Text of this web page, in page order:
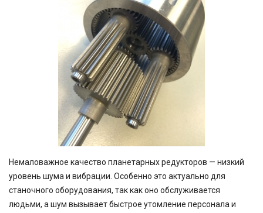
Немаловажное качество планетарных редукторов — низкий
уровень шума и вибрации. Особенно это актуально для
станочного оборудования, так как оно обслуживается
людьми, а шум вызывает быстрое утомление персонала и